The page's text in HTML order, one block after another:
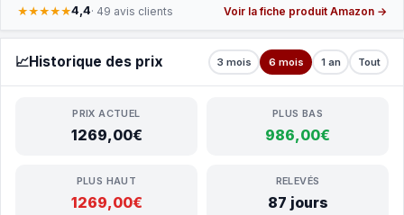
★★★★★4,4· 49 avis clients Voir la fiche produit Amazon →
📈Historique des prix 3 mois 6 mois 1 an Tout
PRIX ACTUEL
1269,00€
PLUS BAS
986,00€
PLUS HAUT
1269,00€
RELEVÉS
87 jours